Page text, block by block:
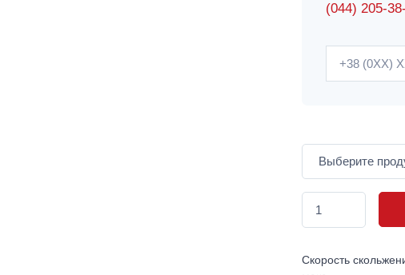
(044) 205-
Скорость